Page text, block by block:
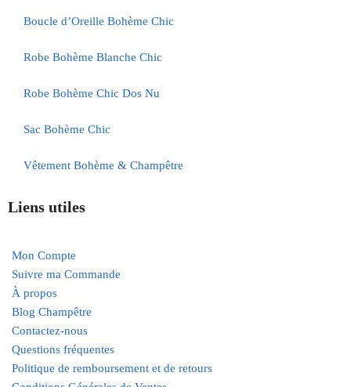
Boucle d’Oreille Bohème Chic
Robe Bohème Blanche Chic
Robe Bohème Chic Dos Nu
Sac Bohème Chic
Vêtement Bohème & Champêtre
Liens utiles
Mon Compte
Suivre ma Commande
À propos
Blog Champêtre
Contactez-nous
Questions fréquentes
Politique de remboursement et de retours